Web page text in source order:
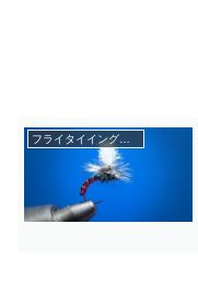
フライタイイング勉強中